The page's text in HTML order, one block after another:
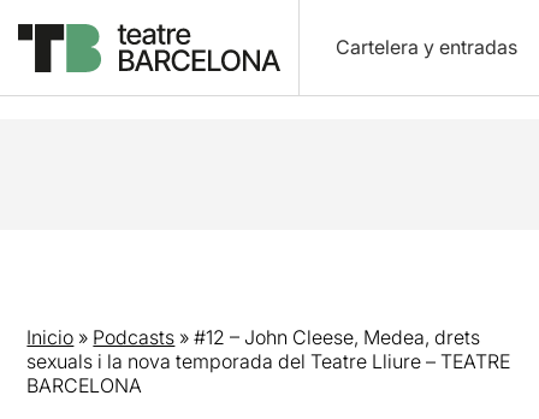
Cartelera y entradas
Inicio » Podcasts »#12 – John Cleese, Medea, drets
sexuals i la nova temporada del Teatre Lliure – TEATRE
BARCELONA